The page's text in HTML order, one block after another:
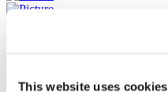
This website uses cookies